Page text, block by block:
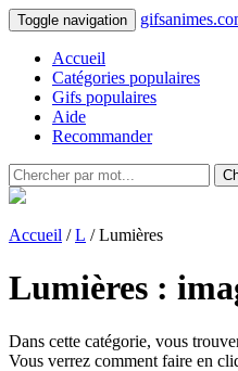
Toggle navigation
Accueil
Catégories populaires
Gifs populaires
Aide
Recommander
Accueil /L / Lumières
Lumières :
Dans cette catégorie, vous
Vous verrez comment faire en